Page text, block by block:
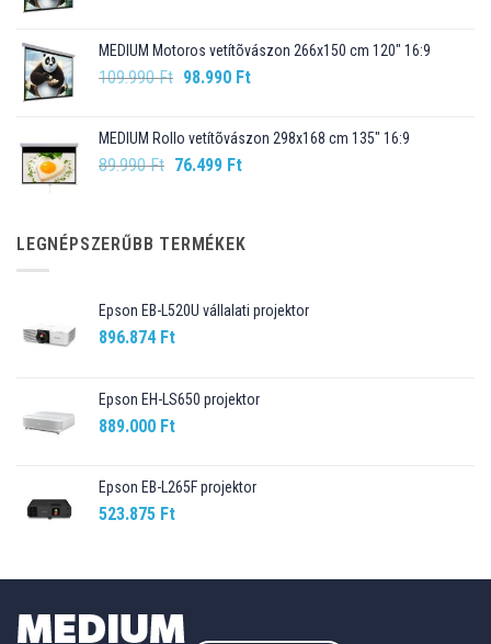
99.990 Ft.89.990 Ft.
MEDIUM Motoros vetítõvászon 266x150 cm 120" 16:9
109.990Ft Original
109.990 Ft.
98.990 FtCurrent
98.990 Ft.
MEDIUM Rollo vetítõvászon 298x168 cm 135" 16:9
89.990Ft Original
89.990 Ft.
76.499 FtCurrent
76.499 Ft.
LEGNÉPSZERŰBB TERMÉKEK
Epson EB-L520U vállalati projektor
896.874 Ft
Epson EH-LS650 projektor
889.000 Ft
Epson EB-L265F projektor
523.875 Ft